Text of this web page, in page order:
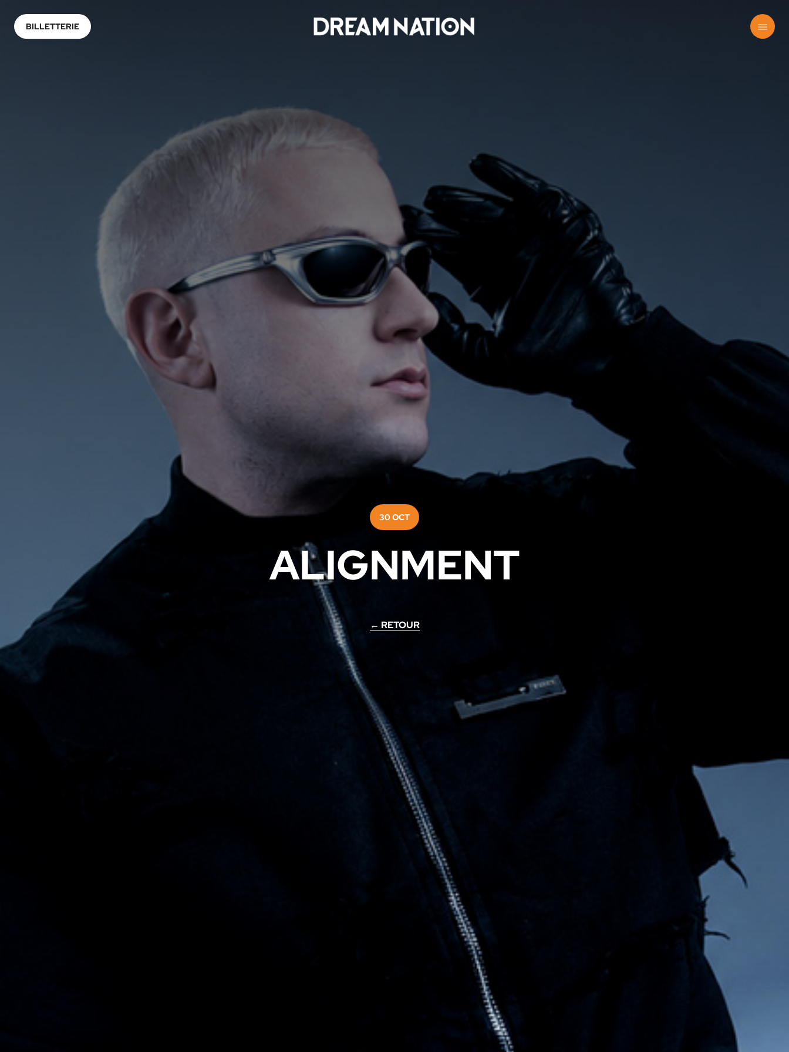
BILLETTERIE
30 OCT
ALIGNMENT
← RETOUR